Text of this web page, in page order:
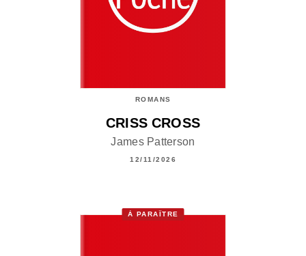
ROMANS
CRISS CROSS
James Patterson
12/11/2026
À PARAÎTRE